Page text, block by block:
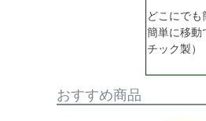
どこにでも
簡単に移動
チック製）
おすすめ商品